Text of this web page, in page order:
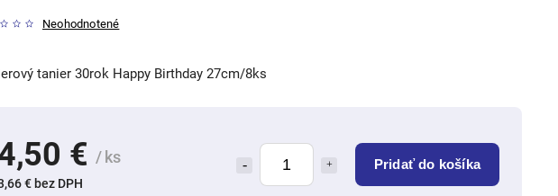
€ / ks
€ bez DPH
Pridať do košíka
Neohodnotené
tanier 30rok Happy Birthday 27cm/8ks